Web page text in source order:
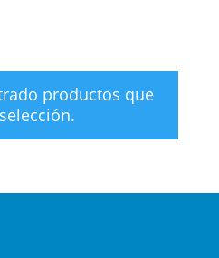
productos que